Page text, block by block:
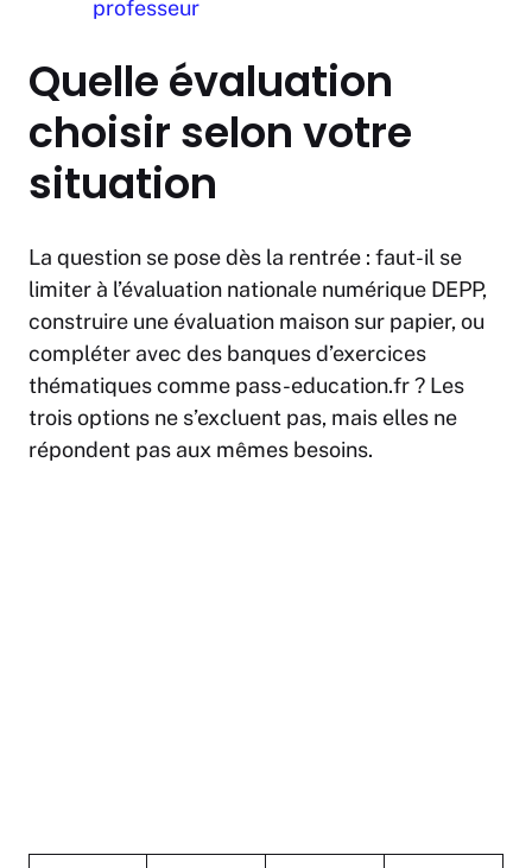
professeur
Quelle évaluation
choisir selon votre
situation
La question se pose dès la rentrée : faut-il se
limiter à l’évaluation nationale numérique DEPP,
construire une évaluation maison sur papier, ou
compléter avec des banques d’exercices
thématiques comme pass-education.fr ? Les
trois options ne s’excluent pas, mais elles ne
répondent pas aux mêmes besoins.